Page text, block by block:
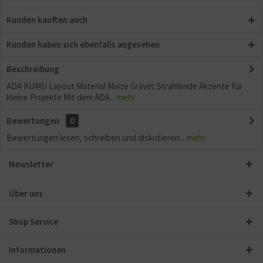
Kunden kauften auch
Kunden haben sich ebenfalls angesehen
Beschreibung
ADA KUMU Layout Material Maize Gravel: Strahlende Akzente für
kleine Projekte Mit dem ADA... mehr
Bewertungen
0
Bewertungen lesen, schreiben und diskutieren... mehr
Newsletter
Über uns
Shop Service
Informationen